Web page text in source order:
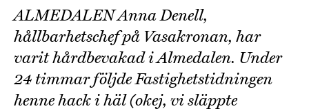
ALMEDALEN Anna Denell,
hållbarhetschef på Vasakronan, har
varit hårdbevakad i Almedalen. Under
24 timmar följde Fastighetstidningen
henne hack i häl (okej, vi släppte